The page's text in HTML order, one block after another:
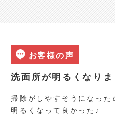
お客様の声
洗面所が明るくなりま
掃除がしやすそうになった
明るくなって良かった♪